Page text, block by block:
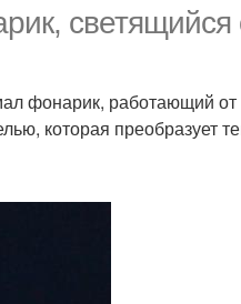
светящийся
фонарик, работающий от
которая преобразует